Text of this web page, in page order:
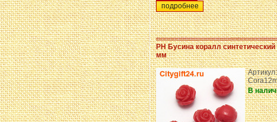
подробнее
PH Бусина коралл синтетический
мм
Артикул:
В